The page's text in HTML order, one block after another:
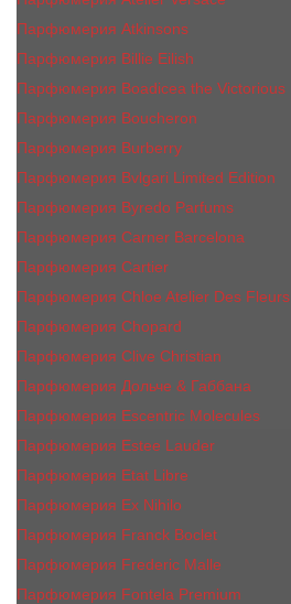
Парфюмерия Atkinsons
Парфюмерия Billie Eilish
Парфюмерия Boadicea the Victorious
Парфюмерия Boucheron
Парфюмерия Burberry
Парфюмерия Bvlgari Limited Edition
Парфюмерия Byredo Parfums
Парфюмерия Carner Barcelona
Парфюмерия Cartier
Парфюмерия Chloe Atelier Des Fleurs
Парфюмерия Сhopard
Парфюмерия Clive Christian
Парфюмерия Дольче & Габбана
Парфюмерия Escentric Molecules
Парфюмерия Estee Lаudеr
Парфюмерия Etat Libre
Парфюмерия Ex Nihilo
Парфюмерия Franck Boclet
Парфюмерия Frеderic Mаlle
Парфюмерия Fontela Premium